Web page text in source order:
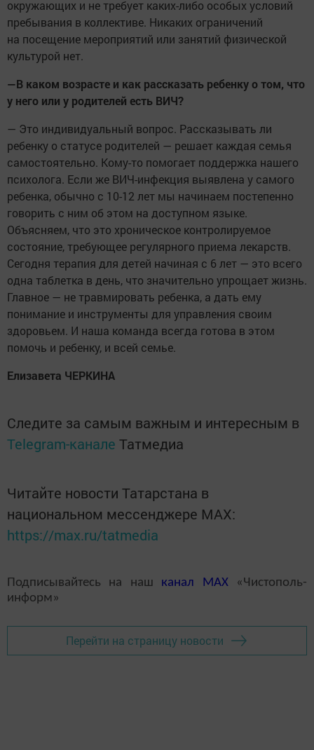
окружающих и не требует каких-либо особых условий
пребывания в коллективе. Никаких ограничений
на посещение мероприятий или занятий физической
культурой нет.
—В каком возрасте и как рассказать ребенку о том, что
у него или у родителей есть ВИЧ?
— Это индивидуальный вопрос. Рассказывать ли
ребенку о статусе родителей — решает каждая семья
самостоятельно. Кому-то помогает поддержка нашего
психолога. Если же ВИЧ-инфекция выявлена у самого
ребенка, обычно с 10-12 лет мы начинаем постепенно
говорить с ним об этом на доступном языке.
Объясняем, что это хроническое контролируемое
состояние, требующее регулярного приема лекарств.
Сегодня терапия для детей начиная с 6 лет — это всего
одна таблетка в день, что значительно упрощает жизнь.
Главное — не травмировать ребенка, а дать ему
понимание и инструменты для управления своим
здоровьем. И наша команда всегда готова в этом
помочь и ребенку, и всей семье.
Елизавета ЧЕРКИНА
Следите за самым важным и интересным в
Telegram-канале Татмедиа
Читайте новости Татарстана в
национальном мессенджере MАХ:
https://max.ru/tatmedia
Подписывайтесь на наш канал MAX«Чистополь-
информ»
Перейти на страницу новости